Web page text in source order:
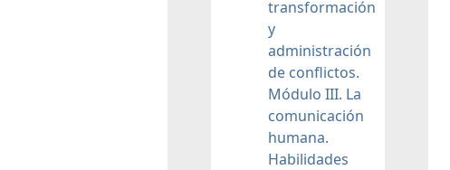
transformación
y
administración
de conflictos.
Módulo III. La
comunicación
humana.
Habilidades